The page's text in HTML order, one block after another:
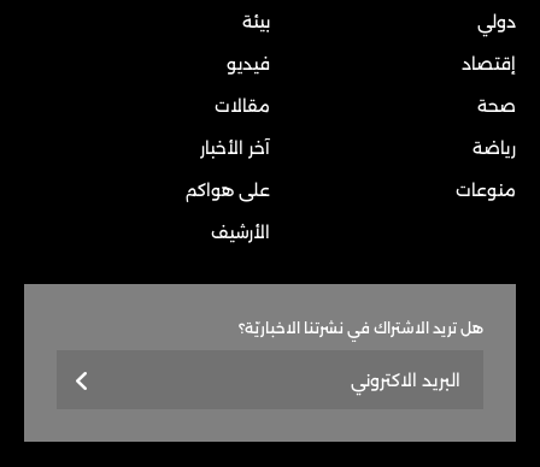
دولي
إقتصاد
صحة
رياضة
منوعات
بيئة
فيديو
مقالات
آخر الأخبار
على هواكم
الأرشيف
هل تريد الاشتراك في نشرتنا الاخباريّة؟